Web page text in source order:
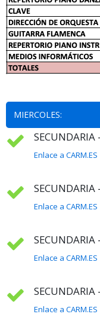
MIERCOLES:
Enlace a CARM.ES
Enlace a CARM.ES
Enlace a CARM.ES
Enlace a CARM.ES